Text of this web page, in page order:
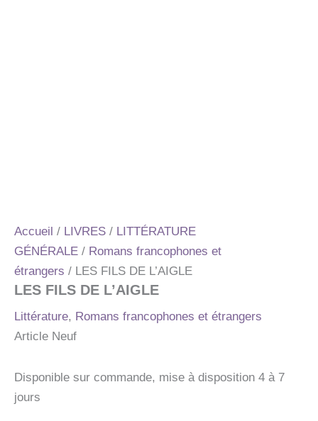
Accueil / LIVRES / LITTÉRATURE
GÉNÉRALE / Romans francophones et
étrangers / LES FILS DE L’AIGLE
LES FILS DE L’AIGLE
Littérature, Romans francophones et étrangers
Article Neuf
Disponible sur commande, mise à disposition 4 à 7
jours